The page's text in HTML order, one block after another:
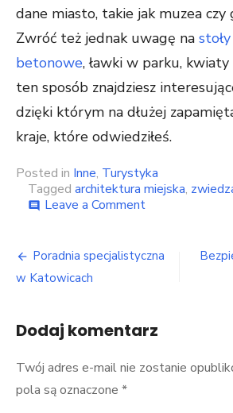
dane miasto, takie jak muzea
Zwróć też jednak uwagę na
betonowe, ławki w parku,
ten sposób znajdziesz
dzięki którym na dłużej
kraje, które odwiedziłeś.
Posted in Inne, Turystyka
Tagged architektura miejska,
comment Leave a Commenton
zwrócić
Nawigacja
wpisu
Poradnia specjalistyczna
w Katowicach
Dodaj komentarz
Twój adres e-mail nie zostanie
pola są oznaczone *